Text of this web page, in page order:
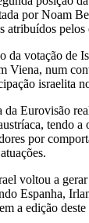
por Noam
pelos
da votação de
Viena, num
israelita
da Eurovisão
tendo
por
voltou a
Espanha,
a edição deste